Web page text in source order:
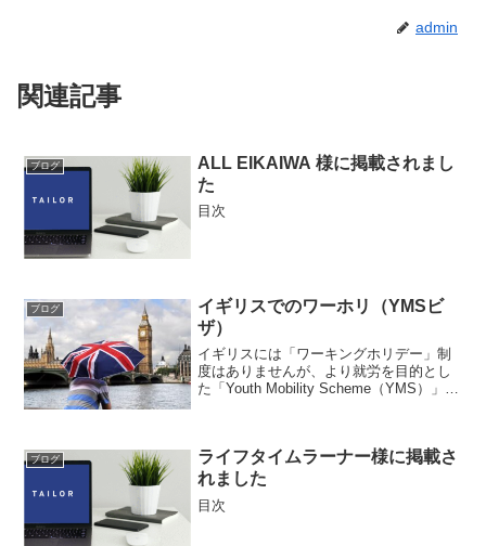
admin
関連記事
ブログ
ALL EIKAIWA 様に掲載されまし
た
目次
ブログ
イギリスでのワーホリ（YMSビ
ザ）
イギリスには「ワーキングホリデー」制
度はありませんが、より就労を目的とし
た「Youth Mobility Scheme（YMS）」と
ブログ
ライフタイムラーナー様に掲載さ
れました
目次